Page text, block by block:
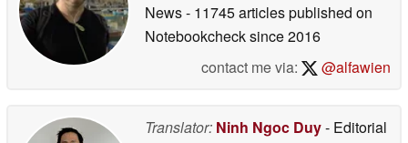
News- 11745 articles published on
Notebookchecksince 2016
contact me via:
@alfawien
Translator: Ninh Ngoc Duy- Editorial